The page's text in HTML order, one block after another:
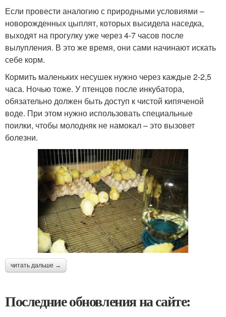
Если провести аналогию с природными условиями –
новорожденных цыплят, которых высидела наседка,
выходят на прогулку уже через 4-7 часов после
вылупления. В это же время, они сами начинают искать
себе корм.
Кормить маленьких несушек нужно через каждые 2-2,5
часа. Ночью тоже. У птенцов после инкубатора,
обязательно должен быть доступ к чистой кипяченой
воде. При этом нужно использовать специальные
поилки, чтобы молодняк не намокал – это вызовет
болезни.
читать дальше →
Последние обновления на сайте: